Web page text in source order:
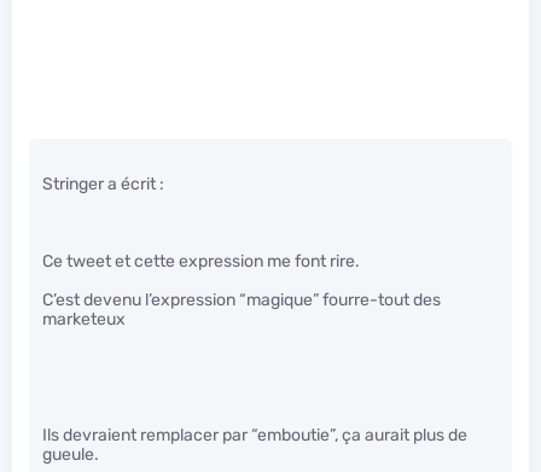
Stringer a écrit :
Ce tweet et cette expression me font rire.
C’est devenu l’expression “magique” fourre-tout des
marketeux
Ils devraient remplacer par “emboutie”, ça aurait plus de
gueule.